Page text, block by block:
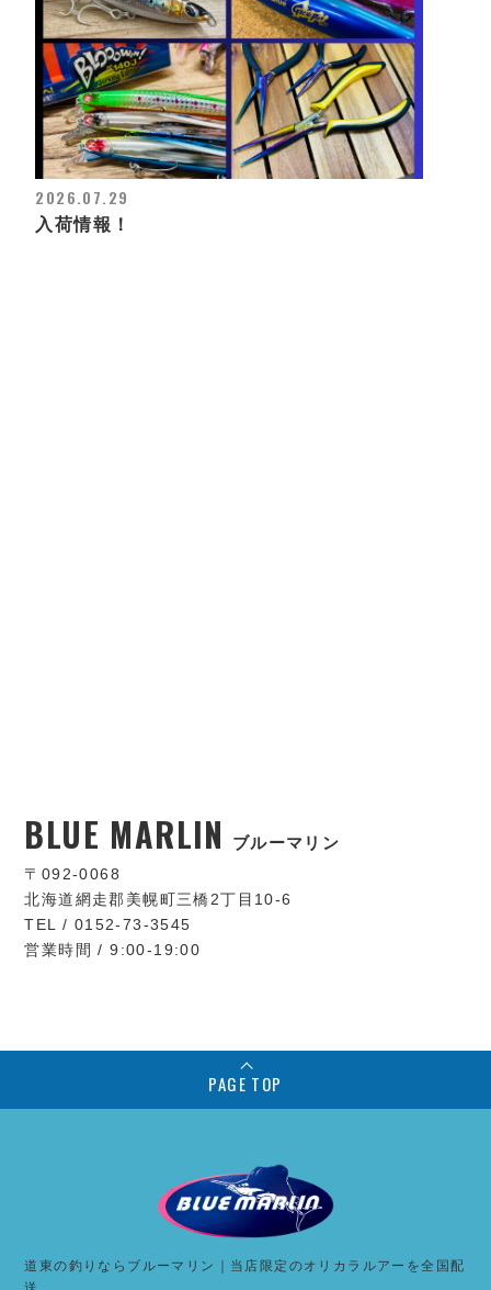
2026.07.29
入荷情報！
BLUE MARLIN ブルーマリン
〒092-0068
北海道網走郡美幌町三橋2丁目10-6
TEL / 0152-73-3545
営業時間 / 9:00-19:00
PAGE TOP
道東の釣りならブルーマリン｜当店限定のオリカラルアーを全国配